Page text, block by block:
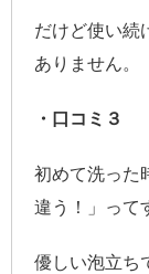
だけど使い続
ありません。
・口コミ３
初めて洗った
違う！」って
優しい泡立ち